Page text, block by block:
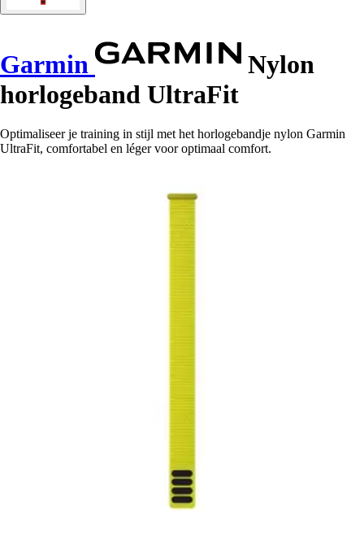
Garmin
Nylon
horlogeband UltraFit
Optimaliseer je training in stijl met het horlogebandje nylon Garmin
UltraFit, comfortabel en léger voor optimaal comfort.